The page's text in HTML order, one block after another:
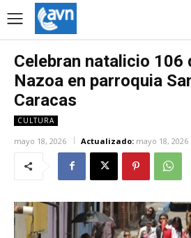
Celebran natalicio 106
Nazoa en parroquia
Caracas
CULTURA
mayo 18, 2026 Actualizado: mayo 18, 2026